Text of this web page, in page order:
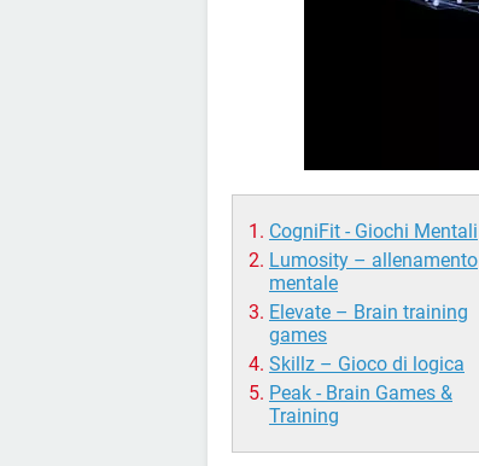
CogniFit - Giochi Mentali
Lumosity – allenamento
mentale
Elevate – Brain training
games
Skillz – Gioco di logica
Peak - Brain Games &
Training